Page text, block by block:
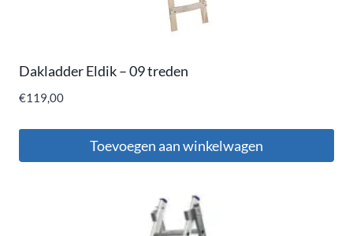
Dakladder Eldik – 09 treden
€119,00
Toevoegen aan winkelwagen